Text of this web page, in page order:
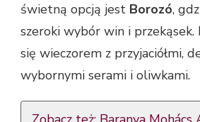
świetną opcją jest Borozó,
szeroki wybór win i przekąsek.
się wieczorem z przyjaciółmi,
wybornymi serami i oliwkami.